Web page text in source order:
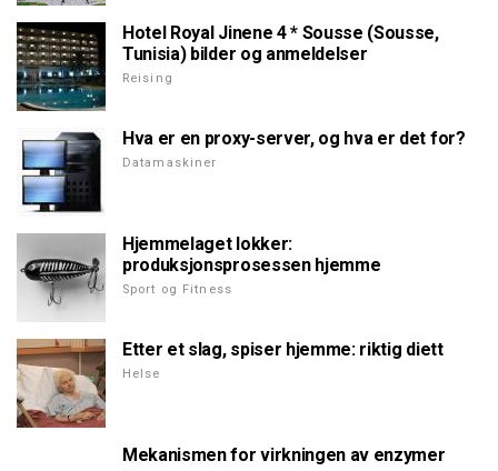
Hotel Royal Jinene 4 * Sousse (Sousse,
Tunisia) bilder og anmeldelser
Reising
Hva er en proxy-server, og hva er det for?
Datamaskiner
Hjemmelaget lokker:
produksjonsprosessen hjemme
Sport og Fitness
Etter et slag, spiser hjemme: riktig diett
Helse
Mekanismen for virkningen av enzymer